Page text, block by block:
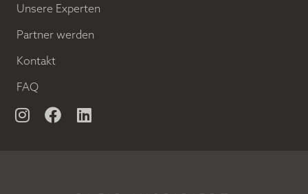
Unsere Experten
Partner werden
Kontakt
FAQ